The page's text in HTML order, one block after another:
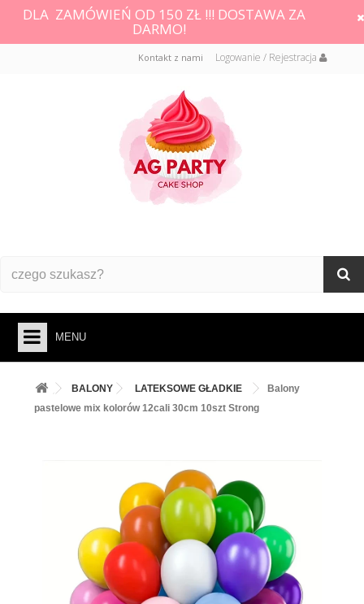
DLA ZAMÓWIEŃ OD 150 ZŁ !!! DOSTAWA ZA
DARMO!
Logowanie / Rejestracja
Kontakt z nami
MENU
PIECZENIE
AKCESORIA IMPREZOWE
UROCZYSTOŚCI
PODKŁADY /PRZEKŁADKI/WSPORNIKI/BANKETÓWKI
BALONY LATEKSOWE GŁADKIE
Balony
pastelowe mix kolorów 12cali 30cm 10szt Strong